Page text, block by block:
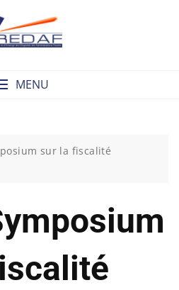
MENU
sur la fiscalité